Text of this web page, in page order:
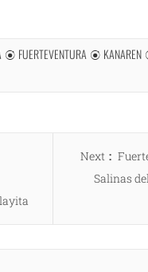
FUERTEVENTURA
KANAREN
Next
Next
post:
Salinas